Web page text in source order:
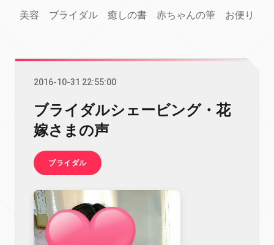
美容 ブライダル 癒しの書 赤ちゃんの筆 お便り
2016-10-31 22:55:00
ブライダルシェービング・花
嫁さまの声
ブライダル